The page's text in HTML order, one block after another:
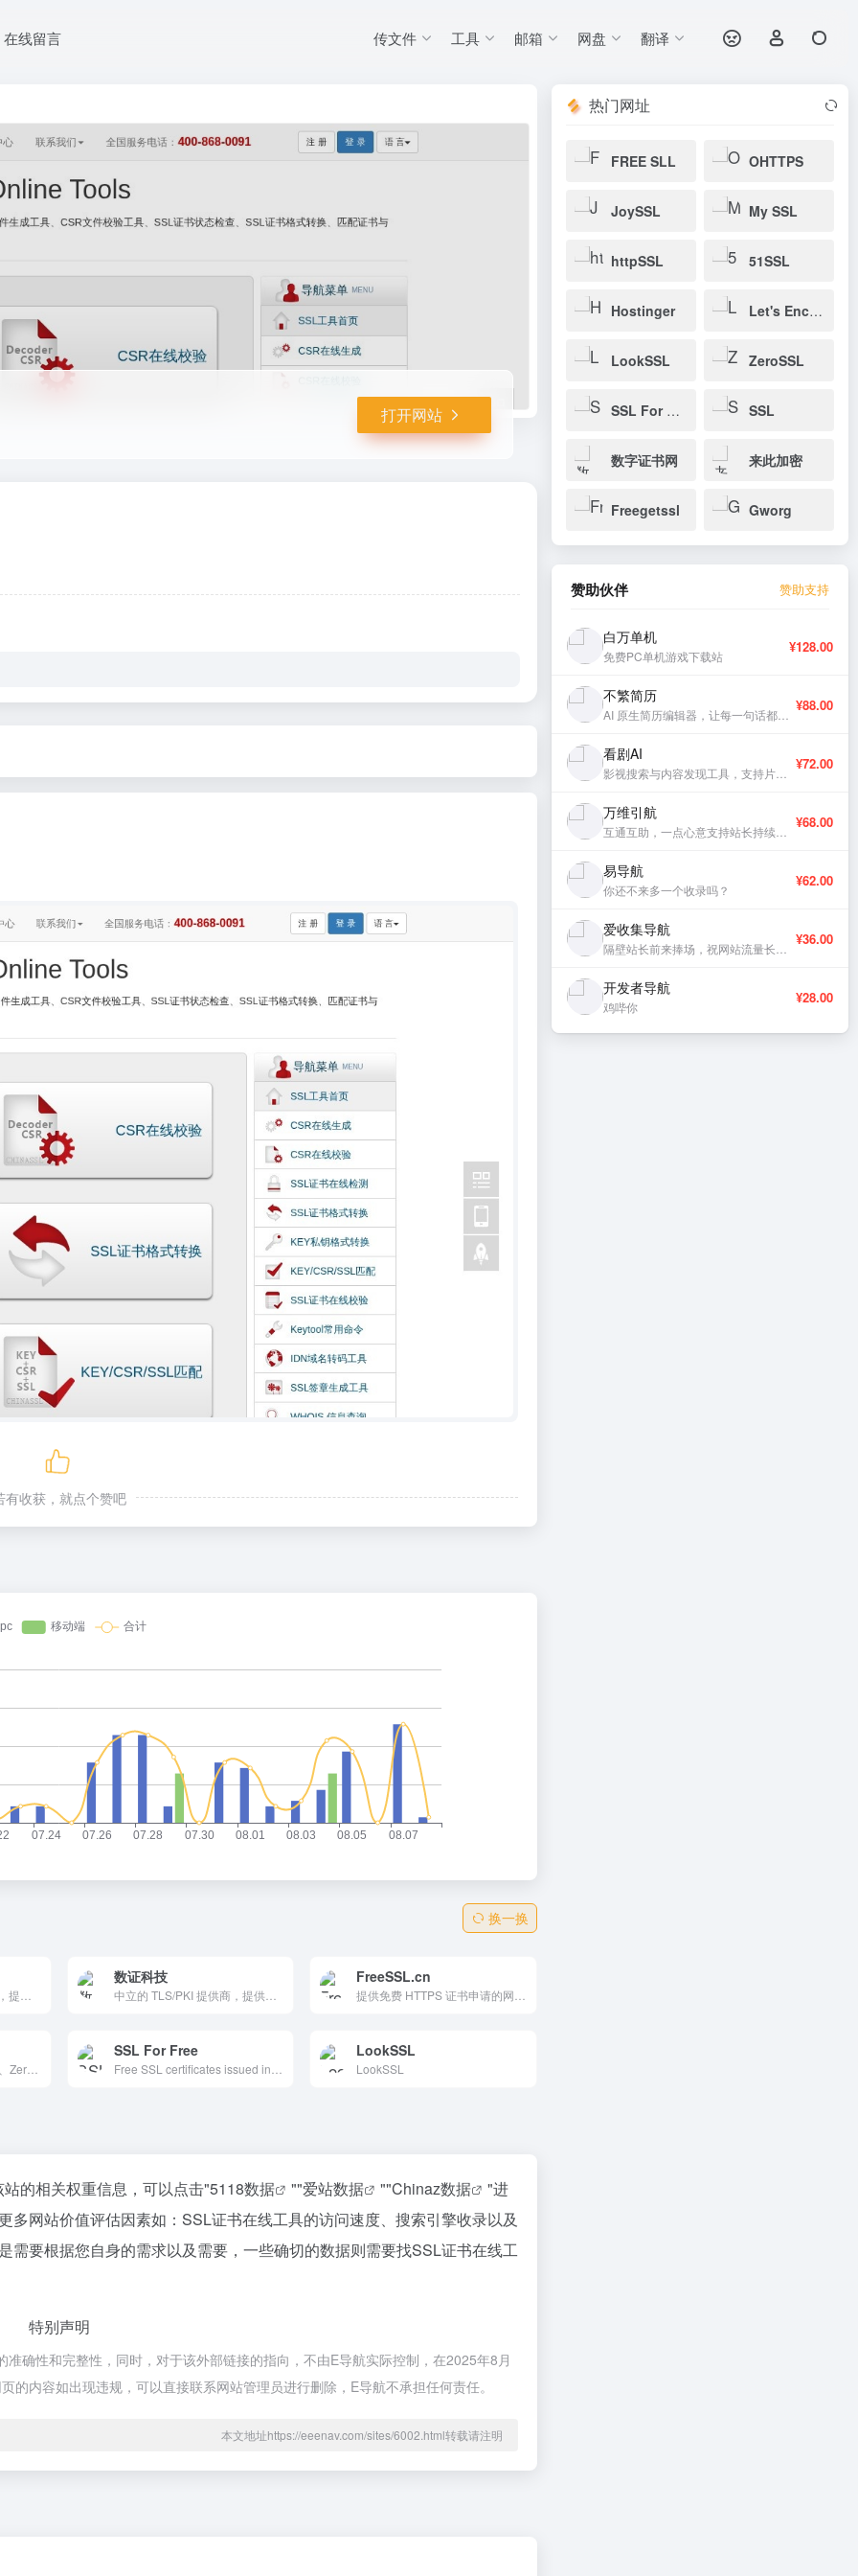
在线留言 传文件 工具 邮箱 网盘 翻译
打开网站
有收获，就点个赞吧
换一换
数证科技
中立的 TLS/PKI 提供商，提供多种品牌和等级的 SSL 证书，帮助用户提升网站的安全性、客户信任度和品牌形象，特别适合个人网站、中小企业和大型企业使用。
FreeSSL.cn
提供 Let&#039;s Encrypt、Zerossl、Sectigo 等多个品牌的证书。它支持多种类型的证书，包括单域名、通配符和多域名证书，满足不同用户的需求。通过自动化管理和快速签发，确保用户在使用过程中的体验和安全。
SSL For Free LookSSL
LookSSL
的相关权重信息，可以点击"5118数据 ""爱站数据 ""Chinaz数据
"进
网站价值评估因素如：SSL证书在线工具的访问速度、搜索引擎收录以及
要根据您自身的需求以及需要，一些确切的数据则需要找SSL证书在线工
特别声明
确性和完整性，同时，对于该外部链接的指向，不由E导航实际控制，在2025年8月
内容如出现违规，可以直接联系网站管理员进行删除，E导航不承担任何责任。
本文地址https://eeenav.com/sites/6002.html转载请注明
热门网址
FREE SLL OHTTPS
JoySSL My SSL
httpSSL 51SSL
Hostinger Let's Encrypt
LookSSL ZeroSSL
SSL For Free SSL
数字证书网 来此加密
Freegetssl Gworg
赞助伙伴 赞助支持
白万单机
免费PC单机游戏下载站
¥128.00
不繁简历 ¥88.00
看剧AI ¥72.00
万维引航 ¥68.00
易导航
你还不来多一个收录吗？
¥62.00
爱收集导航 ¥36.00
开发者导航
鸡哔你
¥28.00